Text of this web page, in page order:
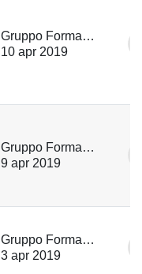
Gruppo Formazione
10 apr 2019
Gruppo Formazione
9 apr 2019
Gruppo Formazione
3 apr 2019